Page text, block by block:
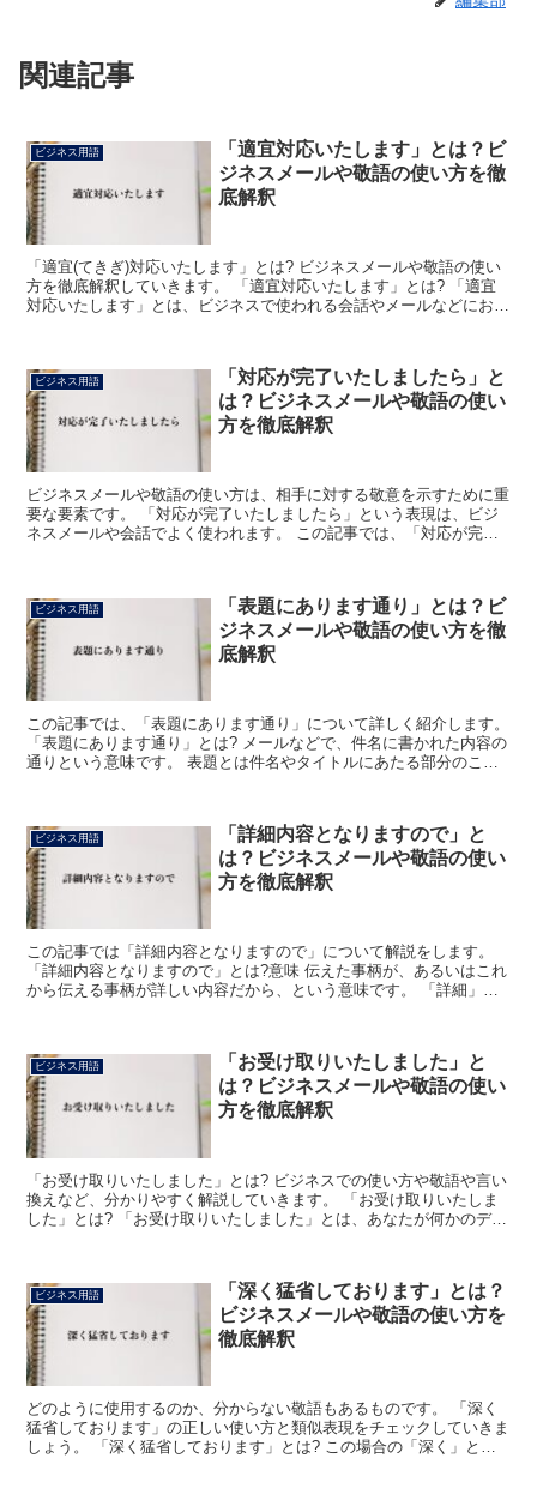
関連記事
ビジネス用語
「適宜対応いたします」とは？ビ
ジネスメールや敬語の使い方を徹
底解釈
「適宜(てきぎ)対応いたします」とは? ビジネスメールや敬語の使い
方を徹底解釈していきます。 「適宜対応いたします」とは? 「適宜
対応いたします」とは、ビジネスで使われる会話やメールなどにおい
ビジネス用語
「対応が完了いたしましたら」と
は？ビジネスメールや敬語の使い
方を徹底解釈
ビジネスメールや敬語の使い方は、相手に対する敬意を示すために重
要な要素です。 「対応が完了いたしましたら」という表現は、ビジ
ネスメールや会話でよく使われます。 この記事では、「対応が完了
ビジネス用語
「表題にあります通り」とは？ビ
ジネスメールや敬語の使い方を徹
底解釈
この記事では、「表題にあります通り」について詳しく紹介します。
「表題にあります通り」とは? メールなどで、件名に書かれた内容の
通りという意味です。 表題とは件名やタイトルにあたる部分のこと
ビジネス用語
「詳細内容となりますので」と
は？ビジネスメールや敬語の使い
方を徹底解釈
この記事では「詳細内容となりますので」について解説をします。
「詳細内容となりますので」とは?意味 伝えた事柄が、あるいはこれ
から伝える事柄が詳しい内容だから、という意味です。 「詳細」は
ビジネス用語
「お受け取りいたしました」と
は？ビジネスメールや敬語の使い
方を徹底解釈
「お受け取りいたしました」とは? ビジネスでの使い方や敬語や言い
換えなど、分かりやすく解説していきます。 「お受け取りいたしま
した」とは? 「お受け取りいたしました」とは、あなたが何かのデー
ビジネス用語
「深く猛省しております」とは？
ビジネスメールや敬語の使い方を
徹底解釈
どのように使用するのか、分からない敬語もあるものです。 「深く
猛省しております」の正しい使い方と類似表現をチェックしていきま
しょう。 「深く猛省しております」とは? この場合の「深く」と